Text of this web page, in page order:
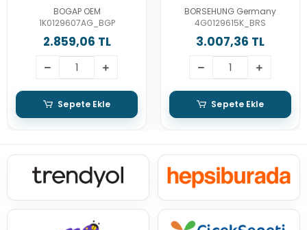
Ccta-CczaBOGAP OEM
1K0129607AG_BGP
2.859,06 TL
Sepete Ekle
BORSEHUNG Germany
4G0129615K_BRS
3.007,36 TL
Sepete Ekle